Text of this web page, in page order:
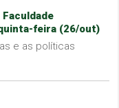
feira (26/out)
e as políticas